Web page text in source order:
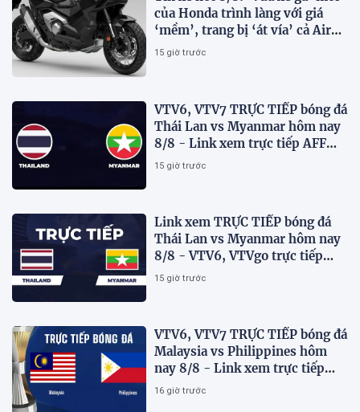
của Honda trình làng với giá
‘mềm’, trang bị ‘át vía’ cả Air
Blade và SH
15 giờ trước
VTV6, VTV7 TRỰC TIẾP bóng đá
Thái Lan vs Myanmar hôm nay
8/8 - Link xem trực tiếp AFF
Cup 2026 mới nhất
15 giờ trước
Link xem TRỰC TIẾP bóng đá
Thái Lan vs Myanmar hôm nay
8/8 - VTV6, VTVgo trực tiếp
AFF Cup 2026
15 giờ trước
VTV6, VTV7 TRỰC TIẾP bóng đá
Malaysia vs Philippines hôm
nay 8/8 - Link xem trực tiếp
AFF Cup 2026 mới nhất
16 giờ trước